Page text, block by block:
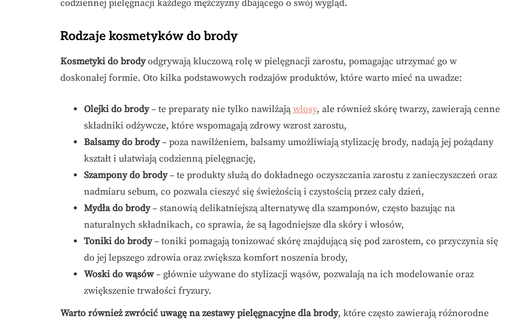
codziennej pielęgnacji każdego mężczyzny dbającego o swój wygląd.
Rodzaje kosmetyków do brody
Kosmetyki do brodyodgrywają kluczową rolę w pielęgnacji zarostu, pomagając utrzymać go w
doskonałej formie. Oto kilka podstawowych rodzajów produktów, które warto mieć na uwadze:
Olejki do brody– te preparaty nie tylko nawilżają włosy, ale również skórę twarzy, zawierają cenne
składniki odżywcze, które wspomagają zdrowy wzrost zarostu,
Balsamy do brody– poza nawilżeniem, balsamy umożliwiają stylizację brody, nadają jej pożądany
kształt i ułatwiają codzienną pielęgnację,
Szampony do brody– te produkty służą do dokładnego oczyszczania zarostu z zanieczyszczeń oraz
nadmiaru sebum, co pozwala cieszyć się świeżością i czystością przez cały dzień,
Mydła do brody– stanowią delikatniejszą alternatywę dla szamponów, często bazując na
naturalnych składnikach, co sprawia, że są łagodniejsze dla skóry i włosów,
Toniki do brody– toniki pomagają tonizować skórę znajdującą się pod zarostem, co przyczynia się
do jej lepszego zdrowia oraz zwiększa komfort noszenia brody,
Woski do wąsów– głównie używane do stylizacji wąsów, pozwalają na ich modelowanie oraz
zwiększenie trwałości fryzury.
Warto również zwrócić uwagę na zestawy pielęgnacyjne dla brody, które często zawierają różnorodne